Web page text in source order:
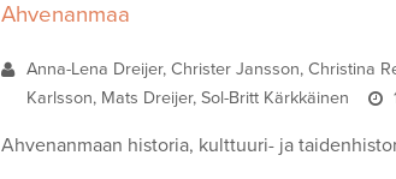
Ahvenanmaa
Anna-Lena Dreijer, Christer Jansson, Christina
Karlsson, Mats Dreijer, Sol-Britt Kärkkäinen
Ahvenanmaan historia, kulttuuri- ja